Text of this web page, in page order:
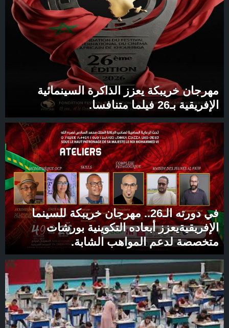
مهرجان خريبكة يعزز الذاكرة السينمائية
الإفريقية بـ26 فيلما متنافسا.
في دورته الـ26.. مهرجان خريبكة للسينما
الإفريقيةيعزز أبعاده التكوينية بورشات
متخصصة لدعم المواهب الشابة.